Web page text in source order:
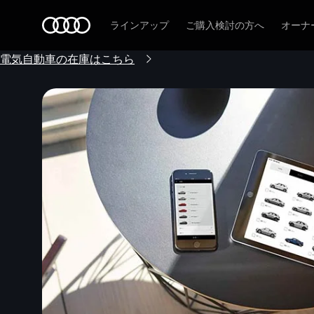
ラインアップ ご購入検討の方へ オーナ
電気自動車の在庫はこちら